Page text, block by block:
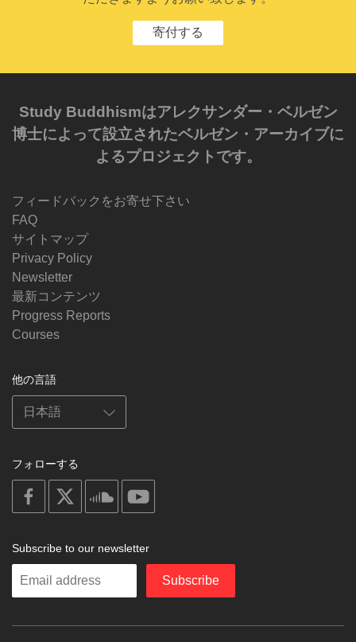
寄付する
Study Buddhismはアレクサンダー・ベルゼン
博士によって設立されたベルゼン・アーカイブに
よるプロジェクトです。
フィードバックをお寄せ下さい
FAQ
サイトマップ
Privacy Policy
Newsletter
最新コンテンツ
Progress Reports
Courses
他の言語
フォローする
on
facebook
soundcloud
Subscribe to our newsletter
Enter
Subscribe